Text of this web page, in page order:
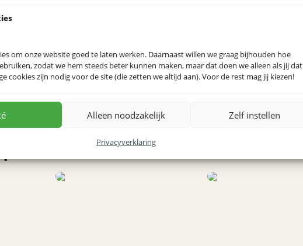
om onze website goed te laten werken. Daarnaast willen we graag bijhouden hoe
zodat we hem steeds beter kunnen maken, maar dat doen we alleen als jij dat
cookies zijn nodig voor de site (die zetten we altijd aan). Voor de rest mag jij kiezen!
Alleen noodzakelijk Zelf instellen
Privacyverklaring